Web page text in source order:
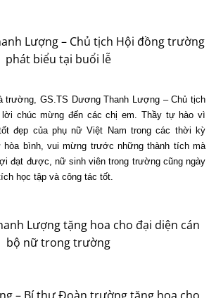
Lượng – Chủ tịch Hội đồng trường
phát biểu tại buổi lễ
trường, GS.TS Dương Thanh Lượng – Chủ tịch
chúc mừng đến các chị em. Thầy tự hào vì
đẹp của phụ nữ Việt Nam trong các thời kỳ
hòa bình, vui mừng trước những thành tích mà
đạt được, nữ sinh viên trong trường cũng ngày
học tập và công tác tốt.
Lượng tặng hoa cho đại diện cán
bộ nữ trong trường